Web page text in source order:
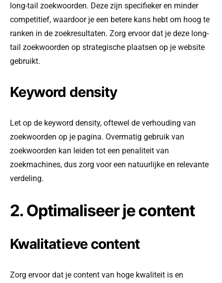
long-tail zoekwoorden. Deze zijn specifieker en minder
competitief, waardoor je een betere kans hebt om hoog te
ranken in de zoekresultaten. Zorg ervoor dat je deze long-
tail zoekwoorden op strategische plaatsen op je website
gebruikt.
Keyword density
Let op de keyword density, oftewel de verhouding van
zoekwoorden op je pagina. Overmatig gebruik van
zoekwoorden kan leiden tot een penaliteit van
zoekmachines, dus zorg voor een natuurlijke en relevante
verdeling.
2. Optimaliseer je content
Kwalitatieve content
Zorg ervoor dat je content van hoge kwaliteit is en